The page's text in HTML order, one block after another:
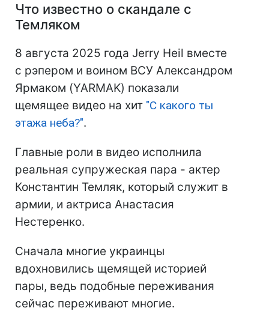
Что известно о скандале с
Темляком
8 августа 2025 года Jerry Heil вместе
с рэпером и воином ВСУ Александром
Ярмаком (YARMAK) показали
щемящее видео на хит "С какого ты
этажа неба?".
Главные роли в видео исполнила
реальная супружеская пара - актер
Константин Темляк, который служит в
армии, и актриса Анастасия
Нестеренко.
Сначала многие украинцы
вдохновились щемящей историей
пары, ведь подобные переживания
сейчас переживают многие.